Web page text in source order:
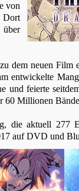
von
über
dem neuen Film
entwickelte
und feierte
60 Millionen
die aktuell 277
auf DVD und